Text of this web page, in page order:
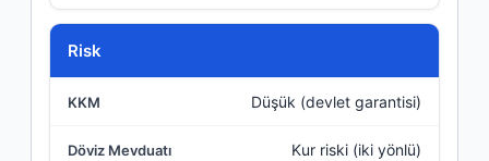
Risk
Düşük (devlet garantisi)
Kur riski (iki yönlü)